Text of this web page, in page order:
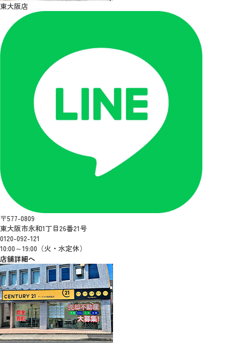
東大阪店
〒577-0809
東大阪市永和1丁目26番21号
0120-092-121
10:00～19:00（火・水定休）
店舗詳細へ